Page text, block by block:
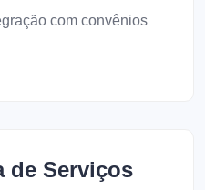
com convênios
de Serviços